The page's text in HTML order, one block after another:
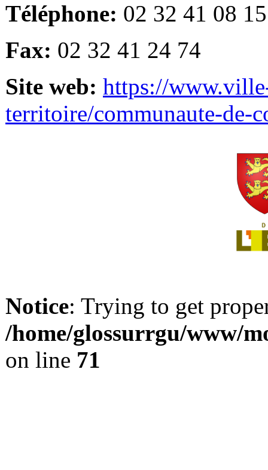
Téléphone: 02 32 41 08 15
Fax: 02 32 41 24 74
Site web: https://
territoire/communaute-de-
Notice: Trying to get
/home/glossurrgu/www/
on line 71